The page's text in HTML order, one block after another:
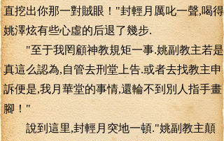
直挖出你那一對賊眼！"封輕月厲叱一聲,喝得
姚澤炫有些心虛的后退了幾步.
"至于我罔顧神教規矩一事.姚副教主若是
真這么認為,自管去刑堂上告.或者去找教主申
訴便是,我月華堂的事情,還輪不到別人指手畫
腳！"
說到這里,封輕月突地一頓."姚副教主顛